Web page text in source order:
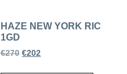
HAZE NEW YORK RIC
1GD
€270 €202